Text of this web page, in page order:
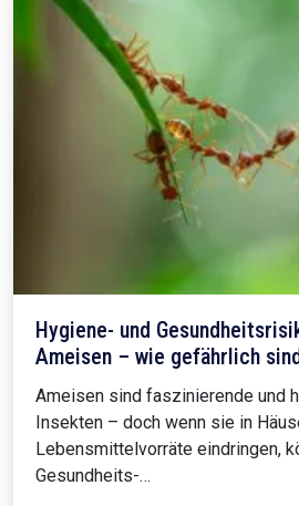
Hygiene- und
Ameisen – wie gefährlich
Ameisen sind faszinierende und
Insekten – doch wenn sie in
Lebensmittelvorräte eindringen,
Gesundheits-…